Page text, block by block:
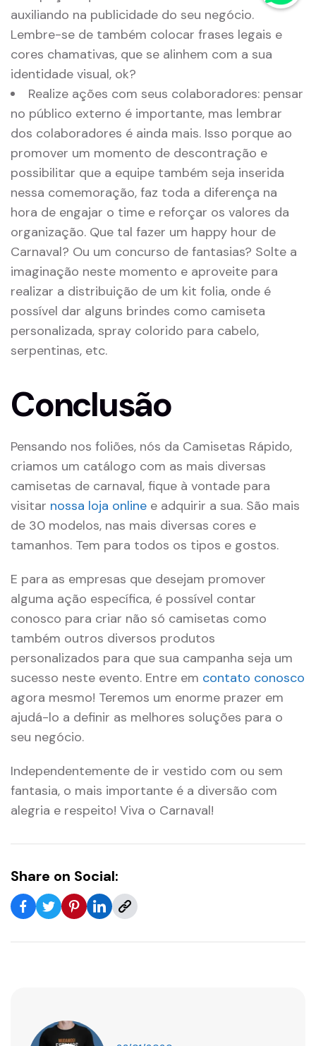
auxiliando na publicidade do seu negócio.
Lembre-se de também colocar frases legais e
cores chamativas, que se alinhem com a sua
identidade visual, ok?
Realize ações com seus colaboradores: pensar
no público externo é importante, mas lembrar
dos colaboradores é ainda mais. Isso porque ao
promover um momento de descontração e
possibilitar que a equipe também seja inserida
nessa comemoração, faz toda a diferença na
hora de engajar o time e reforçar os valores da
organização. Que tal fazer um happy hour de
Carnaval? Ou um concurso de fantasias? Solte a
imaginação neste momento e aproveite para
realizar a distribuição de um kit folia, onde é
possível dar alguns brindes como camiseta
personalizada, spray colorido para cabelo,
serpentinas, etc.
Conclusão
Pensando nos foliões, nós da Camisetas Rápido,
criamos um catálogo com as mais diversas
camisetas de carnaval, fique à vontade para
visitar nossa loja online e adquirir a sua. São mais
de 30 modelos, nas mais diversas cores e
tamanhos. Tem para todos os tipos e gostos.
E para as empresas que desejam promover
alguma ação específica, é possível contar
conosco para criar não só camisetas como
também outros diversos produtos
personalizados para que sua campanha seja um
sucesso neste evento. Entre em contato conosco
agora mesmo! Teremos um enorme prazer em
ajudá-lo a definir as melhores soluções para o
seu negócio.
Independentemente de ir vestido com ou sem
fantasia, o mais importante é a diversão com
alegria e respeito! Viva o Carnaval!
Share on Social: